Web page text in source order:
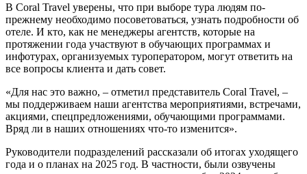
В Coral Travel уверены, что при выборе тура людям по-
прежнему необходимо посоветоваться, узнать подробности об
отеле. И кто, как не менеджеры агентств, которые на
протяжении года участвуют в обучающих программах и
инфотурах, организуемых туроператором, могут ответить на
все вопросы клиента и дать совет.
«Для нас это важно, – отметил представитель Coral Travel, –
мы поддерживаем наши агентства мероприятиями, встречами,
акциями, спецпредложениями, обучающими программами.
Вряд ли в наших отношениях что-то изменится».
Руководители подразделений рассказали об итогах уходящего
года и о планах на 2025 год. В частности, были озвучены